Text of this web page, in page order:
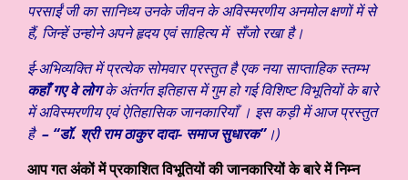
परसाईं जी का सानिध्य उनके जीवन के अविस्मरणीय अनमोल क्षणों में से
हैं, जिन्हें उन्होने अपने हृदय एवं साहित्य में सँजो रखा है।
ई-अभिव्यक्ति मेंप्रत्येक सोमवार प्रस्तुत है एक नया साप्ताहिक स्तम्भ
कहाँ गए वे लोगके अंतर्गत इतिहास में गुम हो गई विशिष्ट विभूतियों के बारे
में अविस्मरणीय एवं ऐतिहासिक जानकारियाँ । इस कड़ी मेंआज प्रस्तुत
है – “डॉ. श्री राम ठाकुर दादा- समाज सुधारक”।)
आप गत अंकों में प्रकाशित विभूतियों की जानकारियों के बारे में निम्न